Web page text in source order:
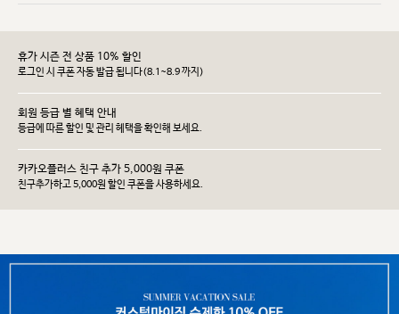
휴가 시즌 전 상품 10% 할인
로그인 시 쿠폰 자동 발급 됩니다(8.1~8.9 까지)
회원 등급 별 혜택 안내
등급에 따른 할인 및 관리 헤택을 확인해 보세요.
카카오플러스 친구 추가 5,000원 쿠폰
친구추가하고 5,000원 할인 쿠폰을 사용하세요.